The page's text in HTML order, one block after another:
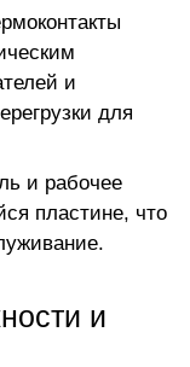
и
для
и рабочее
пластине, что
и